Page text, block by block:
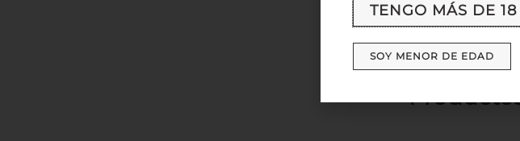
TENGO MÁS DE
SOY MENOR DE EDAD